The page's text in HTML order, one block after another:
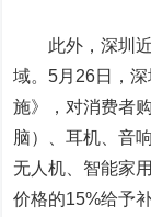
此外，深圳近
域。5月26日，
施》，对消费者
脑）、耳机、音
无人机、智能家
价格的15%给予